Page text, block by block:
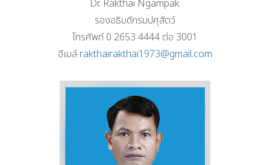
Dr. Rakthai Ngampak
รองอธิบดีกรมปศุสัตว์
โทรศัพท์ 0 2653 4444 ต่อ 3001
อีเมล์ rakthairakthai1973@gmail.com